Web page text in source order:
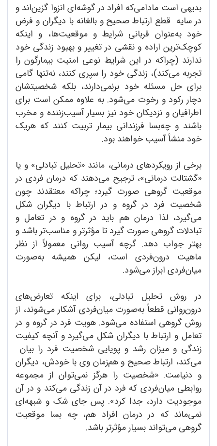
بدیهی است مادامی‌که افراد در گوشه‌ای انزوا گزین‌اند و
در سایه قطع ارتباط صحیح و بالغانه با دیگران و فرض
خود به‌عنوان قربانی شرایط و موقعیت‌ها، و اینکه
کوچک‌ترین اراده و نقشی در تغییر و بهبود زندگی خود
ندارند (چراکه در این شرایط نوعی امنیت بیمارگون را
تجربه می‌کند)، زندگی خود را سپری کنند، نه‌تنها گامی
برای حل مسئله خود برنمی‌دارند، بلکه شخصیتشان
دچار رکود و رخوت می‌شود. به علاوه ممکن است برای
اطرافیان و نزدیکان خود نیز بسیار آسیب‌زننده و مخرب
باشند و چه‌بسا فرزندانی بیمار تربیت کنند که هریک
خود منشأ آسیب خواهند بود.
برخی از رویکردهای درمانی، مانند «تحلیل تبادلی» و یا
«گشتالت درمانی»، ترجیح می‌دهند که درمان فردی در
موقعیت گروهی صورت گیرد؛ چراکه معتقدند چون
شخصیت فرد در گروه و در ارتباط با دیگران شکل
می‌گیرد، لذا درمان هم باید در گروه و در تعامل و
تبادلات گروهی صورت گیرد تا مؤثرتر و مناسب‌تر باشد و
بهتر جواب دهد. گرچه آسیب روانی معمولاً از نظر
ماهیت درون‌فردی است، لیکن همیشه به‌صورت
میان‌فردی ابراز می‌شود.
در روش تحلیل تبادلی، برای اینکه تعارض‌های
درون‌روانی قطعاً به‌صورت میان‌فردی آشکار می‌شوند، از
روش گروهی استفاده می‌شود. هویت فرد در گروه و در
تعامل و ارتباط با دیگران شکل می‌گیرد و آنچه کیفیت
زندگی و میزان رشد و پویایی شخصیت فرد را بیان
می‌کند، ارتباط صحیح و هم‌زمان وی با خودش، دیگران
و دنیاست. «شخصیت را هرگز نمی‌توان از مجموعه
روابطی میان‌فردی که فرد در آن زندگی می‌کند و در آن
موجودیت دارد، جدا کرد». پس جای شک و شبهه‌ای
نمی‌ماند که در درمان افراد هم، چه بسا موقعیت
گروهی می‌تواند بسیار مؤثرتر باشد.